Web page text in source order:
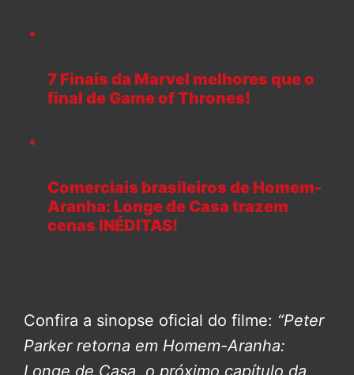
7 Finais da Marvel melhores que o
final de Game of Thrones!
Comerciais brasileiros de Homem-
Aranha: Longe de Casa trazem
cenas INÉDITAS!
Confira a sinopse oficial do filme: “Peter
Parker retorna em Homem-Aranha:
Longe de Casa, o próximo capítulo da